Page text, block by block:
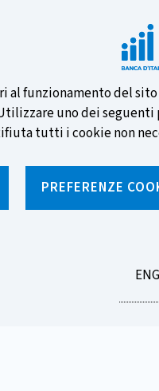
al funzionamento del
uno dei seguenti
tutti i cookie non
PREFERENZE
GO
nuove